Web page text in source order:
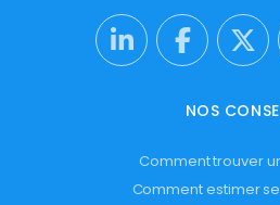
NOS
Comment trouver
Comment estimer